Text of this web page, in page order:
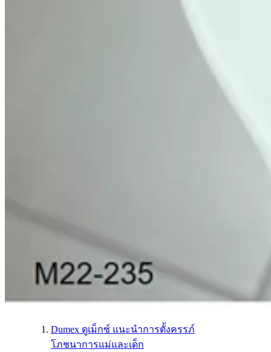
Dumex ดูเม็กซ์ แนะนำการตั้งครรภ์
โภชนาการแม่และเด็ก